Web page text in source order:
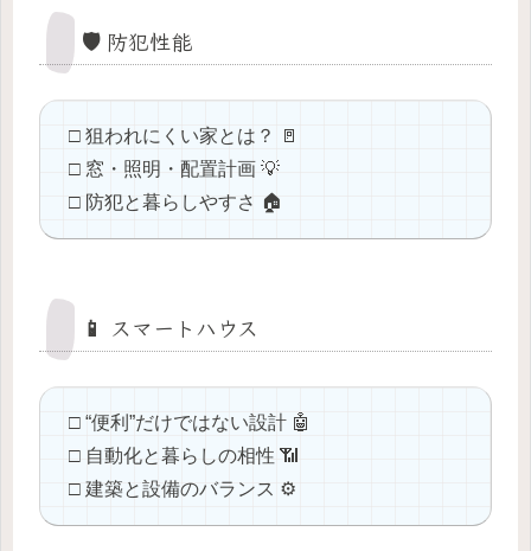
🛡️ 防犯性能
□ 狙われにくい家とは？ 🚪
□ 窓・照明・配置計画 💡
□ 防犯と暮らしやすさ 🏠
📱 スマートハウス
□ “便利”だけではない設計 🤖
□ 自動化と暮らしの相性 📶
□ 建築と設備のバランス ⚙️